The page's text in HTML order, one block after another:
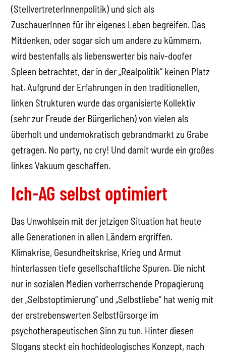
(StellvertreterInnenpolitik) und sich als
ZuschauerInnen für ihr eigenes Leben begreifen. Das
Mitdenken, oder sogar sich um andere zu kümmern,
wird bestenfalls als liebenswerter bis naiv-doofer
Spleen betrachtet, der in der „Realpolitik“ keinen Platz
hat. Aufgrund der Erfahrungen in den traditionellen,
linken Strukturen wurde das organisierte Kollektiv
(sehr zur Freude der Bürgerlichen) von vielen als
überholt und undemokratisch gebrandmarkt zu Grabe
getragen. No party, no cry! Und damit wurde ein großes
linkes Vakuum geschaffen.
Ich-AG selbst optimiert
Das Unwohlsein mit der jetzigen Situation hat heute
alle Generationen in allen Ländern ergriffen.
Klimakrise, Gesundheitskrise, Krieg und Armut
hinterlassen tiefe gesellschaftliche Spuren. Die nicht
nur in sozialen Medien vorherrschende Propagierung
der „Selbstoptimierung“ und „Selbstliebe“ hat wenig mit
der erstrebenswerten Selbstfürsorge im
psychotherapeutischen Sinn zu tun. Hinter diesen
Slogans steckt ein hochideologisches Konzept, nach